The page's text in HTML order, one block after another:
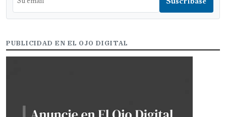
PUBLICIDAD EN EL OJO DIGITAL